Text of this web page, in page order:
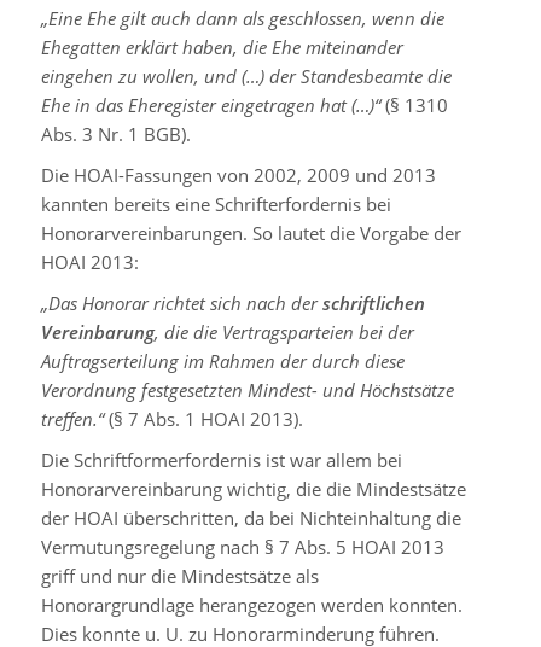
„Eine Ehe gilt auch dann als geschlossen, wenn die
Ehegatten erklärt haben, die Ehe miteinander
eingehen zu wollen, und (…) der Standesbeamte die
Ehe in das Eheregister eingetragen hat (…)“(§ 1310
Abs. 3 Nr. 1 BGB).
Die HOAI-Fassungen von 2002, 2009 und 2013
kannten bereits eine Schrifterfordernis bei
Honorarvereinbarungen. So lautet die Vorgabe der
HOAI 2013:
„Das Honorar richtet sich nach derschriftlichen
Vereinbarung, die die Vertragsparteien bei der
Auftragserteilung im Rahmen der durch diese
Verordnung festgesetzten Mindest- und Höchstsätze
treffen.“(§ 7 Abs. 1 HOAI 2013).
Die Schriftformerfordernis ist war allem bei
Honorarvereinbarung wichtig, die die Mindestsätze
der HOAI überschritten, da bei Nichteinhaltung die
Vermutungsregelung nach § 7 Abs. 5 HOAI 2013
griff und nur die Mindestsätze als
Honorargrundlage herangezogen werden konnten.
Dies konnte u. U. zu Honorarminderung führen.